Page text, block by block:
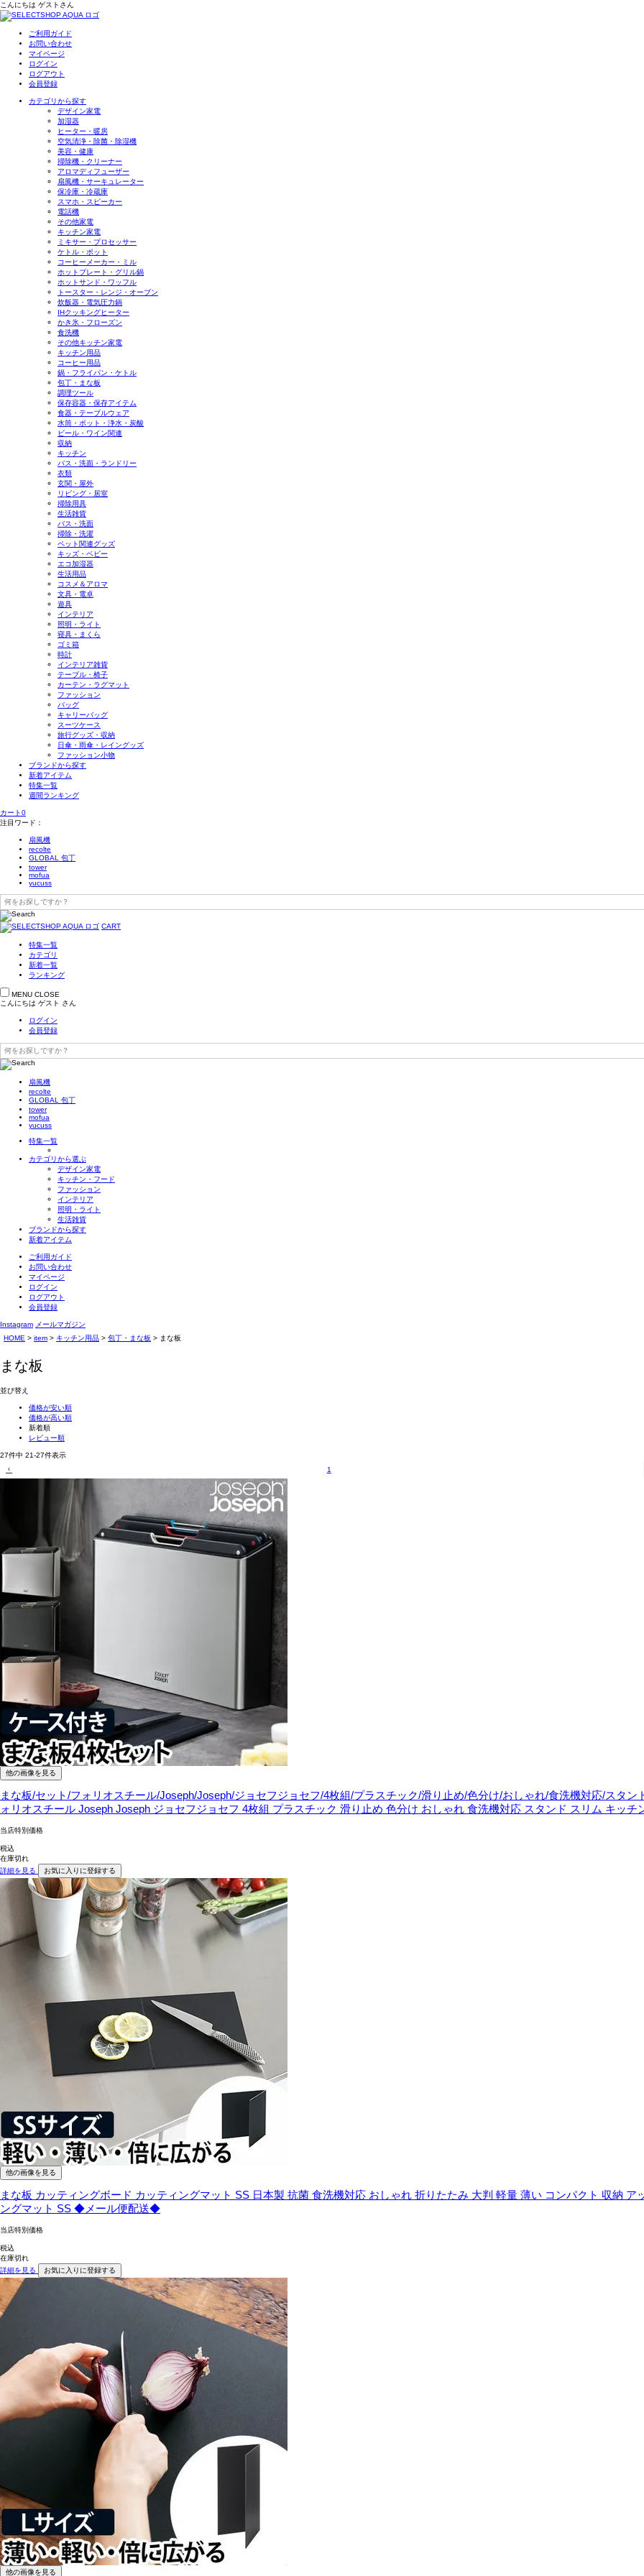
こんにちは ゲスト さん
ご利用ガイド
お問い合わせ
マイページ
ログイン
ログアウト
会員登録
カテゴリから探す
デザイン家電
加湿器
ヒーター・暖房
空気清浄・除菌・除湿機
美容・健康
掃除機・クリーナー
アロマディフューザー
扇風機・サーキュレーター
保冷庫・冷蔵庫
スマホ・スピーカー
電話機
その他家電
キッチン家電
ミキサー・プロセッサー
ケトル・ポット
コーヒーメーカー・ミル
ホットプレート・グリル鍋
ホットサンド・ワッフル
トースター・レンジ・オーブン
炊飯器・電気圧力鍋
IHクッキングヒーター
かき氷・フローズン
食洗機
その他キッチン家電
キッチン用品
コーヒー用品
鍋・フライパン・ケトル
包丁・まな板
調理ツール
保存容器・保存アイテム
食器・テーブルウェア
水筒・ポット・浄水・炭酸
ビール・ワイン関連
収納
キッチン
バス・洗面・ランドリー
衣類
玄関・屋外
リビング・居室
掃除用具
生活雑貨
バス・洗面
掃除・洗濯
ペット関連グッズ
キッズ・ベビー
エコ加湿器
生活用品
コスメ＆アロマ
文具・電卓
遊具
インテリア
照明・ライト
寝具・まくら
ゴミ箱
時計
インテリア雑貨
テーブル・椅子
カーテン・ラグマット
ファッション
バッグ
キャリーバッグ
スーツケース
旅行グッズ・収納
日傘・雨傘・レイングッズ
ファッション小物
ブランドから探す
新着アイテム
特集一覧
週間ランキング
カート0
注目ワード：
扇風機
recolte
GLOBAL 包丁
tower
mofua
yucuss
CART
特集一覧
カテゴリ
新着一覧
ランキング
MENU CLOSE
こんにちは ゲスト さん
ログイン
会員登録
扇風機
recolte
GLOBAL 包丁
tower
mofua
yucuss
特集一覧
カテゴリから選ぶ
デザイン家電
キッチン・フード
ファッション
インテリア
照明・ライト
生活雑貨
ブランドから探す
新着アイテム
ご利用ガイド
お問い合わせ
マイページ
ログイン
ログアウト
会員登録
Instagram メールマガジン
HOME
item キッチン用品 包丁・まな板 まな板
まな板
並び替え
価格が安い順
価格が高い順
新着順
レビュー順
27件中 21-27件表示
1
他の画像を見る
まな板/セット/フォリオスチール/Joseph/Joseph/ジョセフジョセフ/4枚組/プラスチック/滑り止め/色分け/おしゃれ/食洗機対応/スタ
ォリオスチール Joseph Joseph ジョセフジョセフ 4枚組 プラスチック 滑り止め 色分け おしゃれ 食洗機対応 スタンド スリム キッチ
当店特別価格
税込
在庫切れ
詳細を見る
お気に入りに登録する
他の画像を見る
まな板 カッティングボード カッティングマット SS 日本製 抗菌 食洗機対応 おしゃれ 折りたたみ 大判 軽量 薄い コンパクト 収納
ングマット SS ◆メール便配送◆
当店特別価格
税込
在庫切れ
詳細を見る
お気に入りに登録する
他の画像を見る